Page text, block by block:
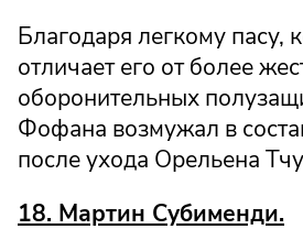
Благодаря легкому пасу,
отличает его от более
оборонительных
Фофана возмужал в
после ухода Орельена
18. Мартин Субименди.